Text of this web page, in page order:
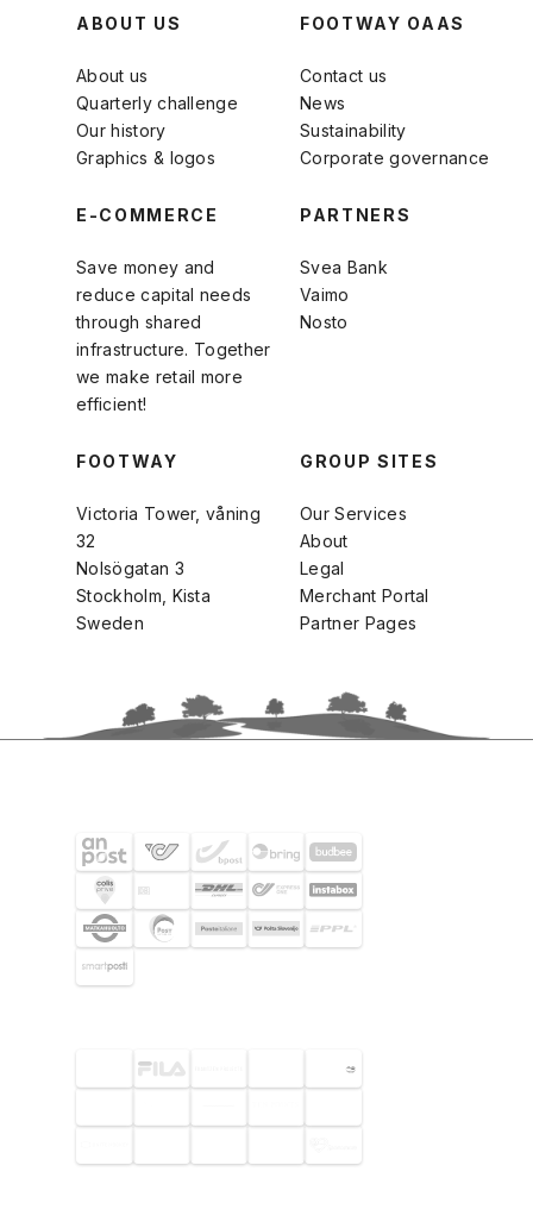
ABOUT US
About us
Quarterly challenge
Our history
Graphics & logos
FOOTWAY OAAS
Contact us
News
Sustainability
Corporate governance
E-COMMERCE
Save money and
reduce capital needs
through shared
infrastructure. Together
we make retail more
efficient!
PARTNERS
Svea Bank
Vaimo
Nosto
FOOTWAY
Victoria Tower, våning
32
Nolsögatan 3
Stockholm, Kista
Sweden
GROUP SITES
Our Services
About
Legal
Merchant Portal
Partner Pages